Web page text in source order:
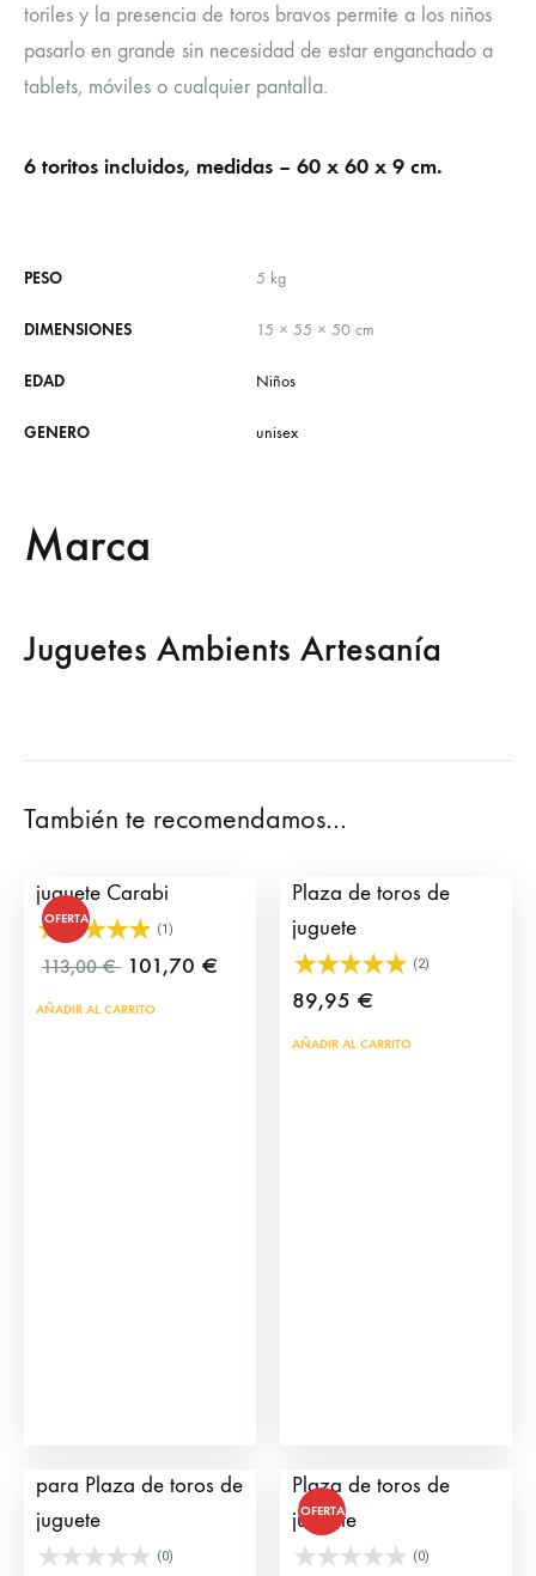
toriles y la presencia de toros bravos permite a los niños
pasarlo en grande sin necesidad de estar enganchado a
tablets, móviles o cualquier pantalla.
6 toritos incluidos, medidas – 60 x 60 x 9 cm.
PESO 5 kg
DIMENSIONES 15 × 55 × 50 cm
EDAD Niños
GENERO unisex
Marca
Juguetes Ambients Artesanía
También te recomendamos…
OFERTA
juguete Carabi
(1)
113,00€ 101,70 €
AÑADIR AL CARRITO
Plaza de toros de
juguete
(2)
89,95 €
AÑADIR AL CARRITO
para Plaza de toros de
juguete
(0)
OFERTA
Plaza de toros de
juguete
(0)